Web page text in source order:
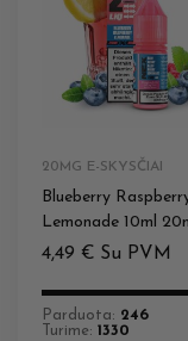
20MG E-SKYSČIAI
Blueberry
Lemonade 10ml
NEXLIQ Pod Salt
4,49 € Su PVM
Parduota: 246
Turime: 1330